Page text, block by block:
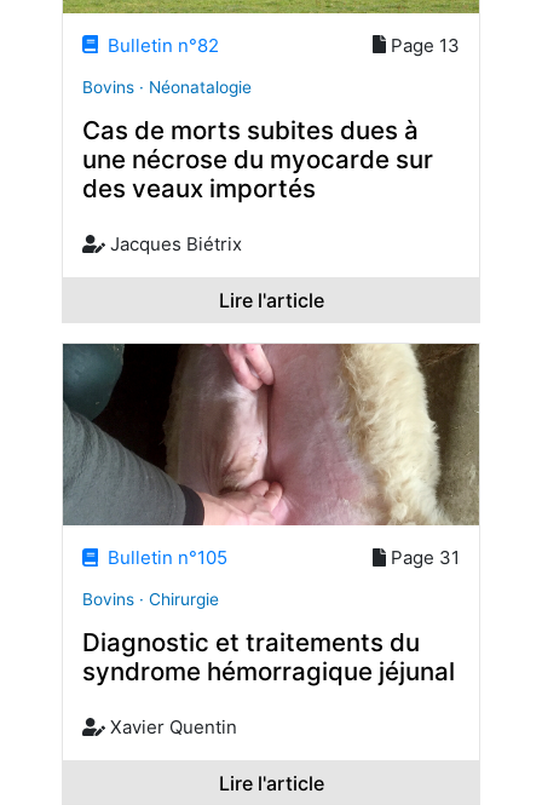
Bulletin n°82 Page 13
Bovins · Néonatalogie
Cas de morts subites dues à
une nécrose du myocarde sur
des veaux importés
Jacques Biétrix
Lire l'article
Bulletin n°105 Page 31
Bovins · Chirurgie
Diagnostic et traitements du
syndrome hémorragique jéjunal
Xavier Quentin
Lire l'article